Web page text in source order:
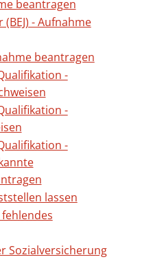
beantragen
- Aufnahme
beantragen
-
-
-
lassen
Sozialversicherung